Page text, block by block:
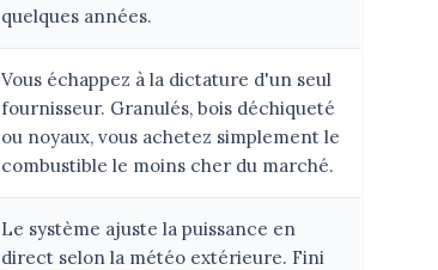
quelques années.
Vous échappez à la dictature d'un seul
fournisseur. Granulés, bois déchiqueté
ou noyaux, vous achetez simplement le
combustible le moins cher du marché.
Le système ajuste la puissance en
direct selon la météo extérieure. Fini